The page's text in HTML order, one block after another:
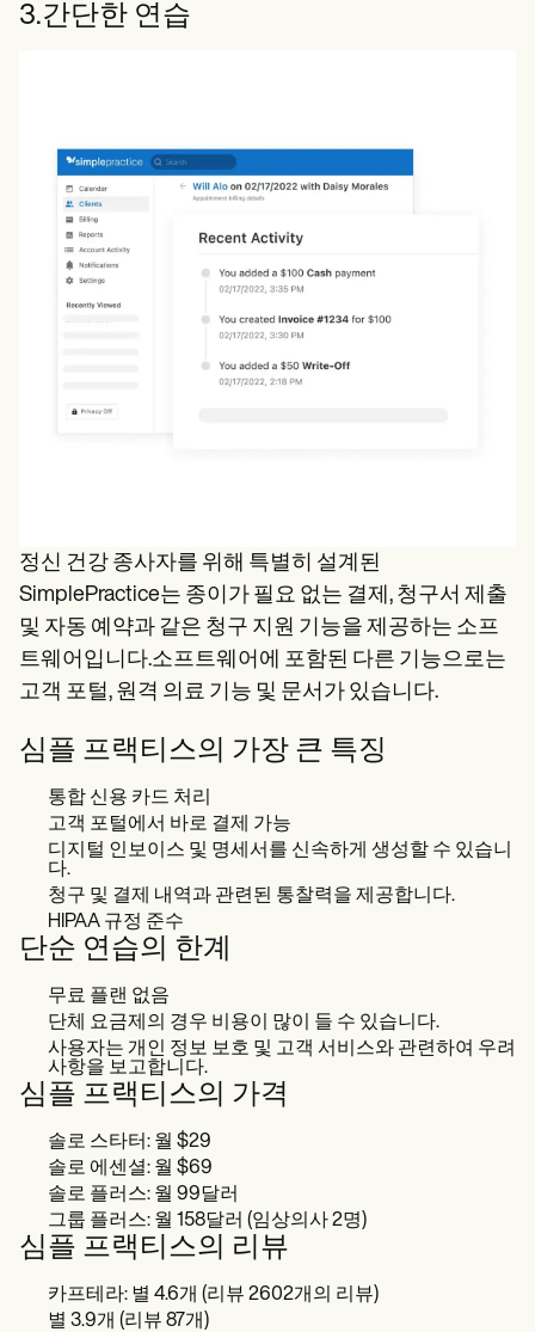
3.간단한 연습
정신 건강 종사자를 위해 특별히 설계된
SimplePractice는 종이가 필요 없는 결제, 청구서 제출
및 자동 예약과 같은 청구 지원 기능을 제공하는 소프
트웨어입니다.소프트웨어에 포함된 다른 기능으로는
고객 포털, 원격 의료 기능 및 문서가 있습니다.
심플 프랙티스의 가장 큰 특징
통합 신용 카드 처리
고객 포털에서 바로 결제 가능
디지털 인보이스 및 명세서를 신속하게 생성할 수 있습니
다.
청구 및 결제 내역과 관련된 통찰력을 제공합니다.
HIPAA 규정 준수
단순 연습의 한계
무료 플랜 없음
단체 요금제의 경우 비용이 많이 들 수 있습니다.
사용자는 개인 정보 보호 및 고객 서비스와 관련하여 우려
사항을 보고합니다.
심플 프랙티스의 가격
솔로 스타터: 월 $29
솔로 에센셜: 월 $69
솔로 플러스: 월 99달러
그룹 플러스: 월 158달러 (임상의사 2명)
심플 프랙티스의 리뷰
카프테라: 별 4.6개 (리뷰 2602개의 리뷰)
별 3.9개 (리뷰 87개)